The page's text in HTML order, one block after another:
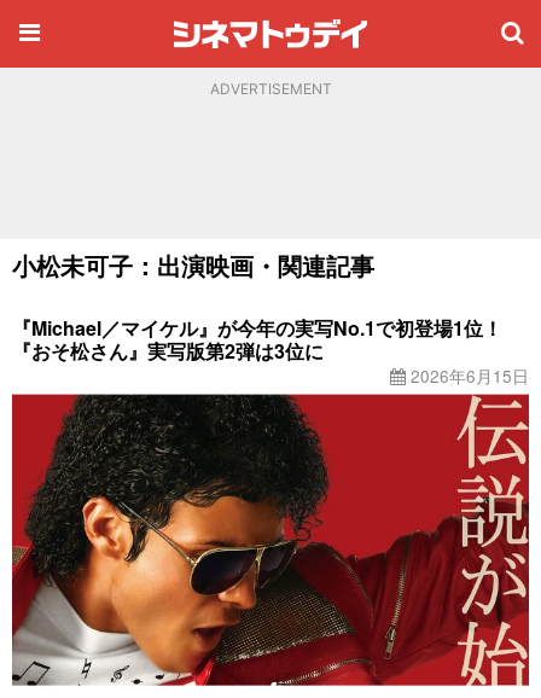
ADVERTISEMENT
小松未可子：出演映画・関連記事
『Michael／マイケル』が今年の実写No.1で初登場1位！
『おそ松さん』実写版第2弾は3位に
2026年6月15日